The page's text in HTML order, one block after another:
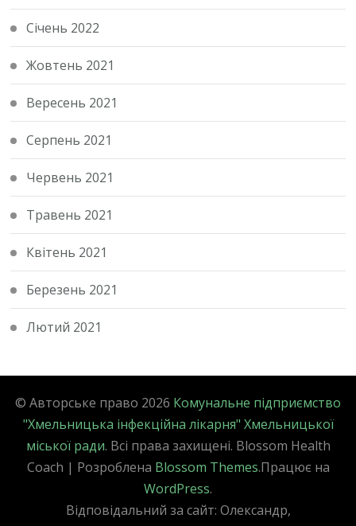
Січень 2022
Жовтень 2021
Вересень 2021
Серпень 2021
Червень 2021
Травень 2021
Квітень 2021
Березень 2021
Лютий 2021
© Авторське право 2026 Комунальне підприємство
"Хмельницька інфекційна лікарня" Хмельницької
міської ради. Всі права захищені. Blossom Health
Coach | Розроблена Blossom Themes.Працює на
WordPress.
Відповідальний за сайт: Олександр,